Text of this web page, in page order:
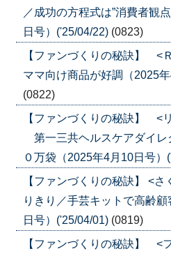
／成功の方程式は”消費者観
日号）('25/04/22) (0823)
【ファンづくりの秘訣】 <
ママ向け商品が好調（2025
(0822)
【ファンづくりの秘訣】 <
第一三共ヘルスケアダイレ
０万袋（2025年4月10日号）
【ファンづくりの秘訣】 <
りきり／手芸キットで高齢
日号）('25/04/01) (0819)
【ファンづくりの秘訣】 <